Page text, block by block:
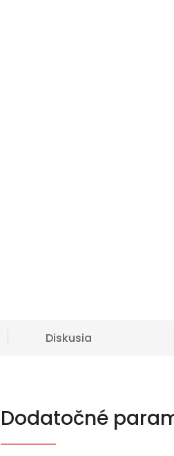
Diskusia
Dodatočné